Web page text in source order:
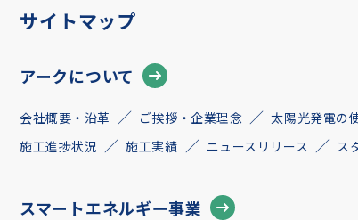
サイトマップ
アークについて
会社概要・沿革 ご挨拶・企業理念 太陽光発電の
施工進捗状況
施工実績 ニュースリリース ス
スマートエネルギー事業